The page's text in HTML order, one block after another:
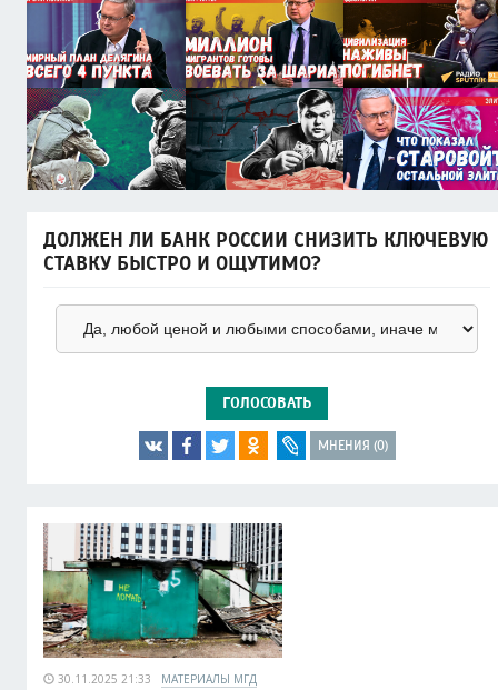
ДОЛЖЕН ЛИ БАНК РОССИИ СНИЗИТЬ КЛЮЧЕВУЮ
СТАВКУ БЫСТРО И ОЩУТИМО?
ГОЛОСОВАТЬ
МНЕНИЯ (0)
30.11.2025 21:33 МАТЕРИАЛЫ МГД